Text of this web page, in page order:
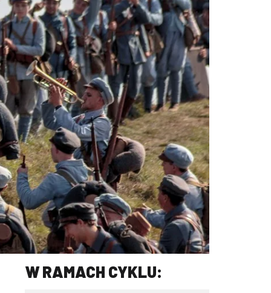
W RAMACH CYKLU: